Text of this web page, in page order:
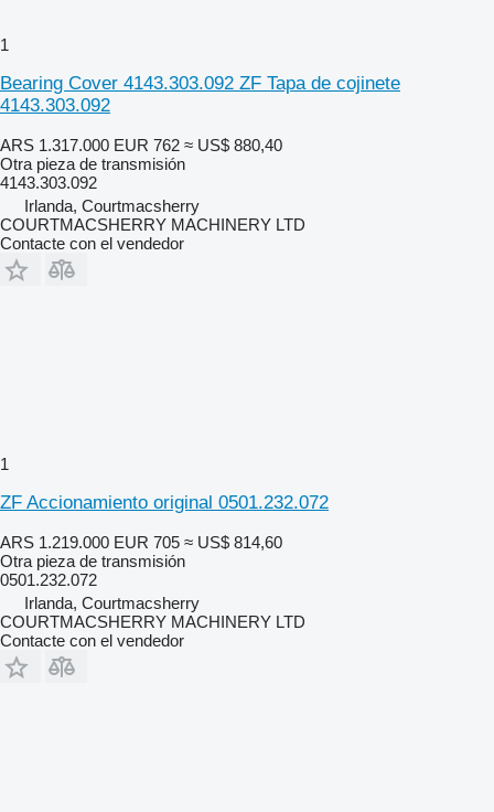
1
Bearing Cover 4143.303.092 ZF Tapa de cojinete
4143.303.092
ARS 1.317.000 EUR 762 ≈ US$ 880,40
Otra pieza de transmisión
4143.303.092
Irlanda, Courtmacsherry
COURTMACSHERRY MACHINERY LTD
Contacte con el vendedor
1
ZF Accionamiento original 0501.232.072
ARS 1.219.000 EUR 705 ≈ US$ 814,60
Otra pieza de transmisión
0501.232.072
Irlanda, Courtmacsherry
COURTMACSHERRY MACHINERY LTD
Contacte con el vendedor